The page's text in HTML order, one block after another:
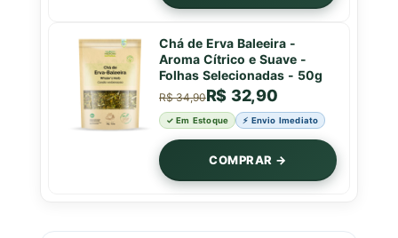
Chá de Erva Baleeira -
Aroma Cítrico e Suave -
Folhas Selecionadas - 50g
R$ 34,90R$ 32,90
✓ Em Estoque ⚡ Envio Imediato
COMPRAR →